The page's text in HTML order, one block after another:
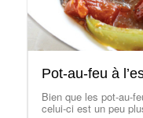
Pot-au-feu à
Bien que les pot-au-
celui-ci est un peu